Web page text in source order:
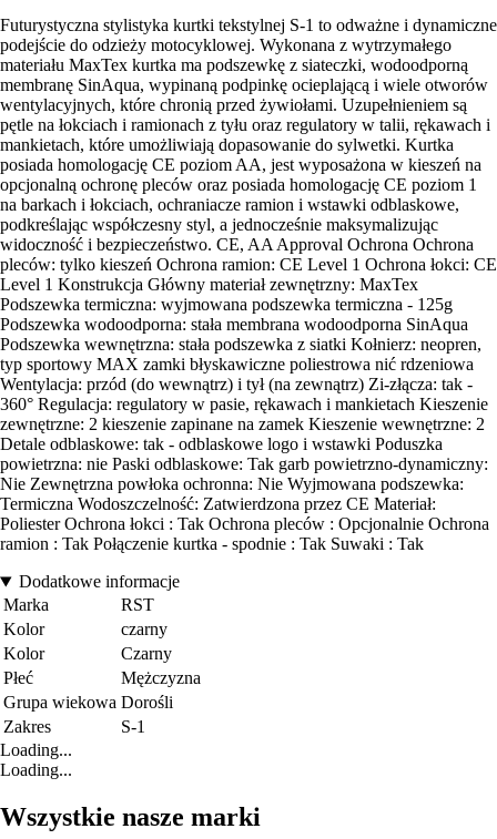
Futurystyczna stylistyka kurtki tekstylnej S-1 to odważne i dynamiczne
podejście do odzieży motocyklowej. Wykonana z wytrzymałego
materiału MaxTex kurtka ma podszewkę z siateczki, wodoodporną
membranę SinAqua, wypinaną podpinkę ocieplającą i wiele otworów
wentylacyjnych, które chronią przed żywiołami. Uzupełnieniem są
pętle na łokciach i ramionach z tyłu oraz regulatory w talii, rękawach i
mankietach, które umożliwiają dopasowanie do sylwetki. Kurtka
posiada homologację CE poziom AA, jest wyposażona w kieszeń na
opcjonalną ochronę pleców oraz posiada homologację CE poziom 1
na barkach i łokciach, ochraniacze ramion i wstawki odblaskowe,
podkreślając współczesny styl, a jednocześnie maksymalizując
widoczność i bezpieczeństwo. CE, AA Approval Ochrona Ochrona
pleców: tylko kieszeń Ochrona ramion: CE Level 1 Ochrona łokci: CE
Level 1 Konstrukcja Główny materiał zewnętrzny: MaxTex
Podszewka termiczna: wyjmowana podszewka termiczna - 125g
Podszewka wodoodporna: stała membrana wodoodporna SinAqua
Podszewka wewnętrzna: stała podszewka z siatki Kołnierz: neopren,
typ sportowy MAX zamki błyskawiczne poliestrowa nić rdzeniowa
Wentylacja: przód (do wewnątrz) i tył (na zewnątrz) Zi-złącza: tak -
360° Regulacja: regulatory w pasie, rękawach i mankietach Kieszenie
zewnętrzne: 2 kieszenie zapinane na zamek Kieszenie wewnętrzne: 2
Detale odblaskowe: tak - odblaskowe logo i wstawki Poduszka
powietrzna: nie Paski odblaskowe: Tak garb powietrzno-dynamiczny:
Nie Zewnętrzna powłoka ochronna: Nie Wyjmowana podszewka:
Termiczna Wodoszczelność: Zatwierdzona przez CE Materiał:
Poliester Ochrona łokci : Tak Ochrona pleców : Opcjonalnie Ochrona
ramion : Tak Połączenie kurtka - spodnie : Tak Suwaki : Tak
Dodatkowe informacje
Marka
RST
Kolor
czarny
Kolor
Czarny
Płeć
Mężczyzna
Grupa wiekowa Dorośli
Zakres
S-1
Loading...
Loading...
Wszystkie nasze marki